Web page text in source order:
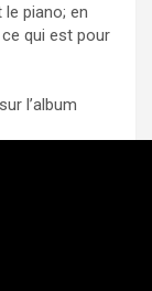
piano; en
qui est pour
l’album